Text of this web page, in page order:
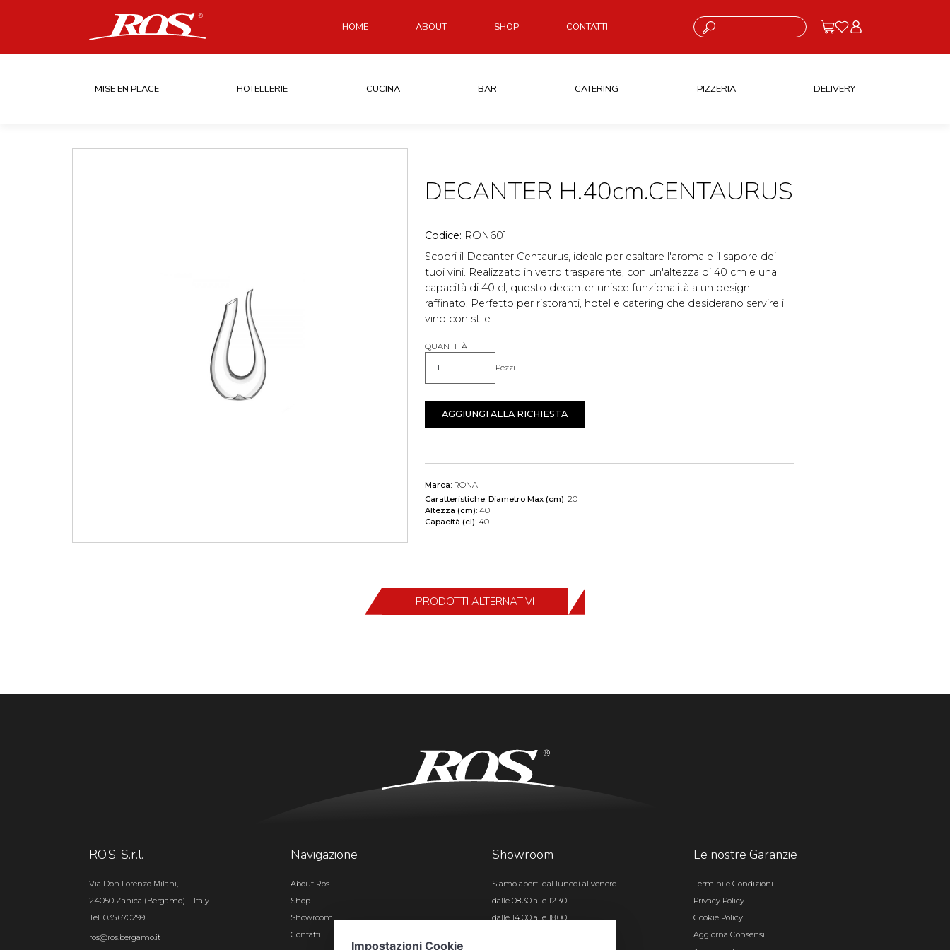
HOME ABOUT SHOP CONTATTI Cosa stai cercando?
MISE EN PLACE HOTELLERIE CUCINA BAR CATERING PIZZERIA DELIVERY
DECANTER H.40cm.CENTAURUS
Codice: RON601
Scopri il Decanter Centaurus, ideale per esaltare l'aroma e il sapore dei
tuoi vini. Realizzato in vetro trasparente, con un'altezza di 40 cm e una
capacità di 40 cl, questo decanter unisce funzionalità a un design
raffinato. Perfetto per ristoranti, hotel e catering che desiderano servire il
vino con stile.
QUANTITÀ
Quantità Pezzi
AGGIUNGI ALLA RICHIESTA
Marca: RONA
Caratteristiche: Diametro Max (cm): 20
Altezza (cm): 40
Capacità (cl): 40
PRODOTTI ALTERNATIVI
RO.S. S.r.l.
Via Don Lorenzo Milani, 1
24050 Zanica (Bergamo) – Italy
Tel. 035.670299
ros@ros.bergamo.it
Navigazione
About Ros
Shop
Showroom
Contatti
Showroom
Siamo aperti dal lunedì al venerdì
dalle 08.30 alle 12.30
dalle 14.00 alle 18.00
Le nostre Garanzie
Termini e Condizioni
Privacy Policy
Cookie Policy
Aggiorna Consensi